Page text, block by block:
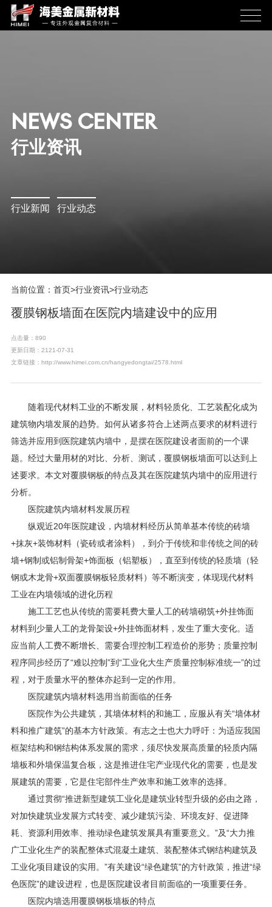
NEWS CENTER
行业资讯
行业新闻 行业动态
当前位置： 首页 >行业资讯>行业动态
覆膜钢板墙面在医院内墙建设中的应用
点击量：890
更新日期：2121-07-31
文章链接：http://www.himei.com.cn/hangyedongtai/2578.html
随着现代材料工业的不断发展，材料轻质化、工艺装配化成为
建筑物内墙发展的趋势。如何从诸多符合上述两点要求的材料进行
筛选并应用到医院建筑内墙中，是摆在医院建设者面前的一个课
题。经过大量用材的对比、分析、测试，覆膜钢板墙面可以达到上
述要求。本文对覆膜钢板的特点及其在医院建筑内墙中的应用进行
分析。
医院建筑内墙材料发展历程
纵观近20年医院建设，内墙材料经历从简单基本传统的砖墙
+抹灰+装饰材料（瓷砖或者涂料），到介于传统和非传统之间的砖
墙+钢制或铝制骨架+饰面板（铝塑板），直至到传统的轻质墙（轻
钢或木龙骨+双面覆膜钢板轻质材料）等不断演变，体现现代材料
工业在内墙领域的进化历程
施工工艺也从传统的需要耗费大量人工的砖墙砌筑+外挂饰面
材料到少量人工的龙骨架设+外挂饰面材料，发生了重大变化。适
应当前人工费不断增长、需要合理控制工程造价的形势；质量控制
程序同步经历了“难以控制”到“工业化大生产质量控制标准统一”的过
程，对于质量水平的整体亦起到一定的作用。
医院建筑内墙材料选用当前面临的任务
医院作为公共建筑，其墙体材料的和施工，应服从有关“墙体材
料和推广建筑”的基本方针政策。有志之士也大力呼吁：为适应我国
框架结构和钢结构体系发展的需求，须尽快发展高质量的轻质内隔
墙板和外墙保温复合板，这是推进住宅产业现代化的需要，也是发
展建筑的需要，它是住宅部件生产效率和施工效率的选择。
通过贯彻“推进新型建筑工业化是建筑业转型升级的必由之路，
对加快建筑业发展方式转变、减少建筑污染、环境友好、促进降
耗、资源利用效率、推动绿色建筑发展具有重要意义。”及“大力推
广工业化生产的装配整体式混凝土建筑、装配整体式钢结构建筑及
工业化项目建设的实用。”有关建设“绿色建筑”的方针政策，推进“绿
色医院”的建设进程，也是医院建设者目前面临的一项重要任务。
医院内墙选用覆膜钢板墙板的特点